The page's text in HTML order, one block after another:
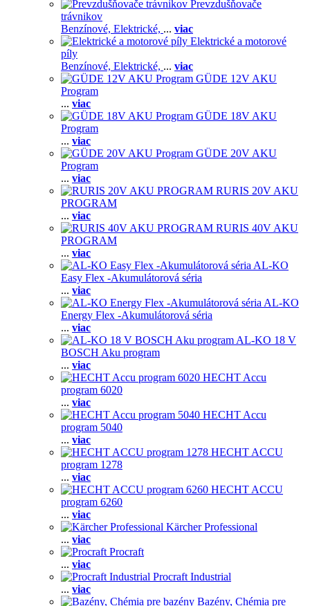
Prevzdušňovače
trávnikov
Benzínové, Elektrické, ... viac
Elektrické a motorové
píly
Benzínové, Elektrické, ... viac
GÜDE 12V AKU
Program
... viac
GÜDE 18V AKU
Program
... viac
GÜDE 20V AKU
Program
... viac
RURIS 20V AKU
PROGRAM
... viac
RURIS 40V AKU
PROGRAM
... viac
AL-KO
Easy Flex -Akumulátorová séria
... viac
AL-KO
Energy Flex -Akumulátorová séria
... viac
AL-KO 18 V
BOSCH Aku program
... viac
HECHT Accu
program 6020
... viac
HECHT Accu
program 5040
... viac
HECHT ACCU
program 1278
... viac
HECHT ACCU
program 6260
... viac
Kärcher Professional
... viac
Procraft
... viac
Procraft Industrial
... viac
Bazény, Chémia pre